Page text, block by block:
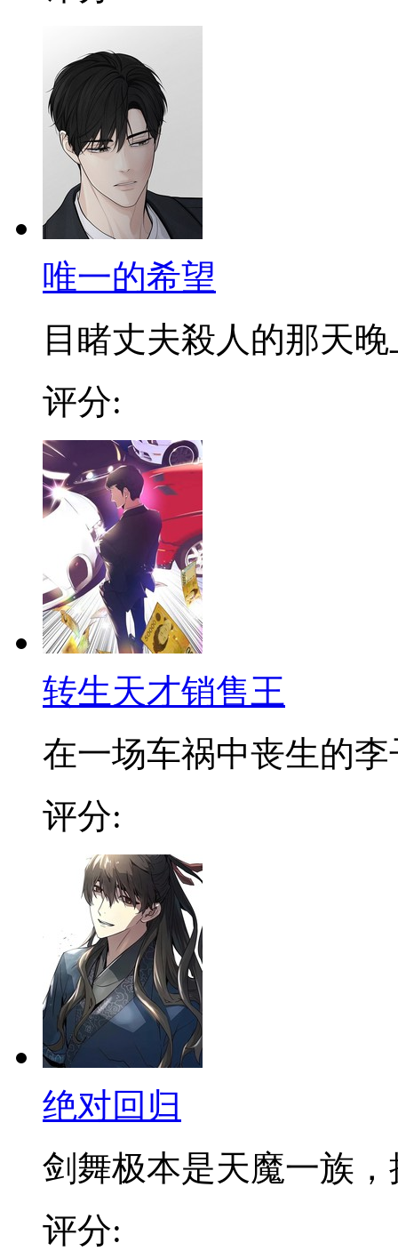
唯一的希望
目睹丈夫殺人的那天
评分:
转生天才销售王
在一场车祸中丧生的李
评分:
绝对回归
剑舞极本是天魔一族，
评分: